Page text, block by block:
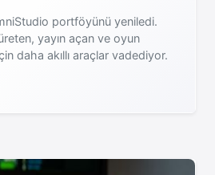
portföyünü yeniledi.
yayın açan ve oyun
daha akıllı araçlar vadediyor.